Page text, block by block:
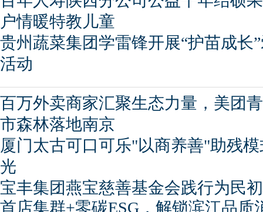
户情暖特教儿童
贵州蔬菜集团学雷锋开展“护苗成长
活动
百万外卖商家汇聚生态力量，美团
市森林落地南京
厦门太古可口可乐"以商养善"助残
光
宝丰集团燕宝慈善基金会践行为民
首店集群+零碳ESG，解锁滨江品质